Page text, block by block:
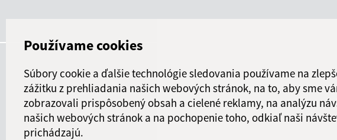
Používame cookies
Súbory cookie a ďalšie technológie sledovania používame na
zážitku z prehliadania našich webových stránok, na to, aby sme
zobrazovali prispôsobený obsah a cielené reklamy, na analýzu
našich webových stránok a na pochopenie toho, odkiaľ naši
prichádzajú.